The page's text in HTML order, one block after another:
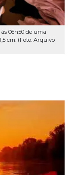
06h50 de uma
cm. (Foto: Arquivo